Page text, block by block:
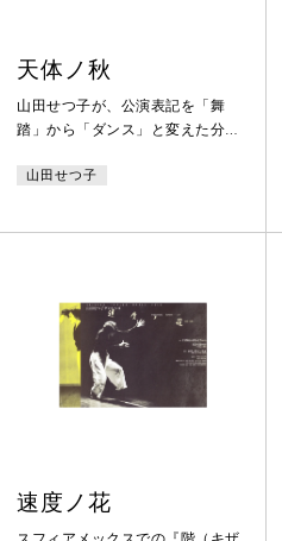
天体ノ秋
山田せつ子が、公演表記を「舞
踏」から「ダンス」と変えた分岐
200の無機的空間が青銅色の壁
ル」に始まり、HIROKIのシンササ
イザー音が山田の緊張と放散の求
心的なダンスと交差し、よりシン
プルに生成された世界を展開し
山田せつ子
速度ノ花